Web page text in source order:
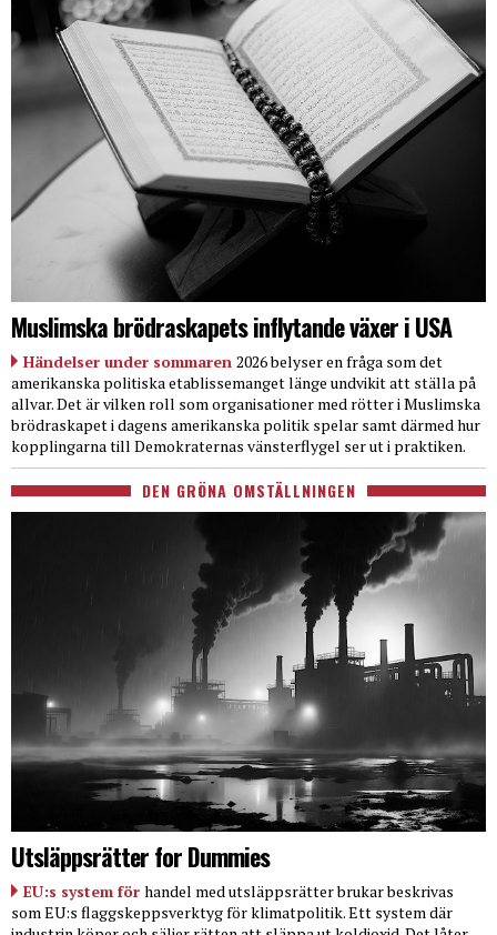
Muslimska brödraskapets inflytande växer i USA
Händelser under sommaren 2026 belyser en fråga som det
amerikanska politiska etablissemanget länge undvikit att ställa på
allvar. Det är vilken roll som organisationer med rötter i Muslimska
brödraskapet i dagens amerikanska politik spelar samt därmed hur
kopplingarna till Demokraternas vänsterflygel ser ut i praktiken.
DEN GRÖNA OMSTÄLLNINGEN
Utsläppsrätter for Dummies
EU:s system för handel med utsläppsrätter brukar beskrivas
som EU:s flaggskeppsverktyg för klimatpolitik. Ett system där